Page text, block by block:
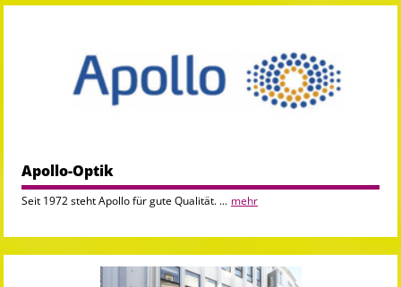
Apollo-Optik
Seit 1972 steht Apollo für gute Qualität. ... mehr